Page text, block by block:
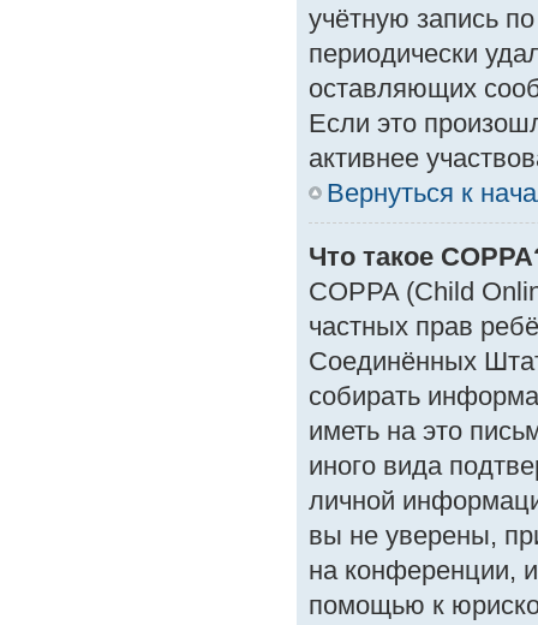
учётную запись
периодически
оставляющих
Если это
активнее
Вернуться к
Что такое
COPPA (Child
частных прав
Соединённых
собирать
иметь на это
иного вида
личной
вы не уверены,
на конференции,
помощью к